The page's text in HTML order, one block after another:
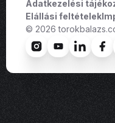
Adatkezelési
Elállási feltételek
© 2026